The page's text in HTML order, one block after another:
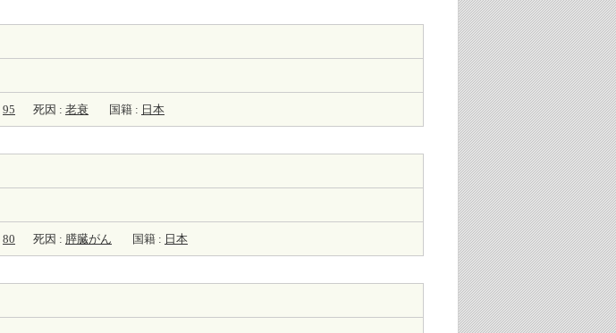
95 死因 : 老衰 国籍 : 日本
80 死因 : 膵臓がん 国籍 : 日本